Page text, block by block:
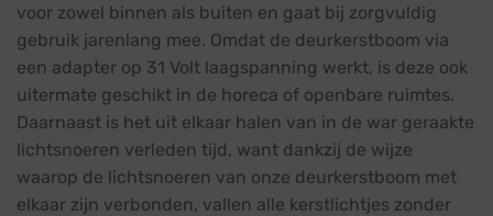
voor zowel binnen als buiten en gaat bij zorgvuldig
gebruik jarenlang mee. Omdat de deurkerstboom via
een adapter op 31 Volt laagspanning werkt, is deze ook
uitermate geschikt in de horeca of openbare ruimtes.
Daarnaast is het uit elkaar halen van in de war geraakte
lichtsnoeren verleden tijd, want dankzij de wijze
waarop de lichtsnoeren van onze deurkerstboom met
elkaar zijn verbonden, vallen alle kerstlichtjes zonder